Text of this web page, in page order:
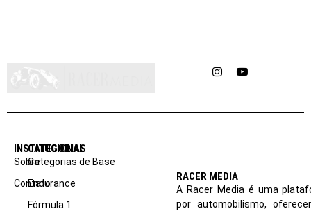
InstagramYouTube
INSTITUCIONAL
Sobre
Contato
CATEGORIAS
Categorias de Base
Endurance
Fórmula 1
RACER MEDIA
A Racer Media é uma
por automobilismo,